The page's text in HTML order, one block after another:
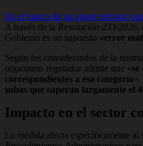
En el marco de un ajuste tarifario
A través de la Resolución 233/2026,
Gobierno es un supuesto «error
Según los considerandos de la
organismo regulador admite que «
correspondientes a esa categoría«.
subas que superan largamente el
Impacto en el sector
La medida afecta específicamente